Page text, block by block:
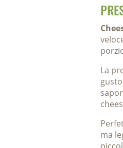
La
ma